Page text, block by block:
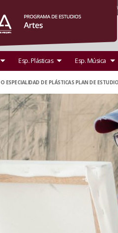
Esp. Plásticas Esp. Música
ESPECIALIDAD DE PLÁSTICAS PLAN DE